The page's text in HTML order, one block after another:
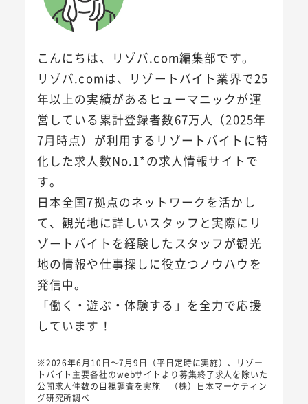
こんにちは、リゾバ.com編集部です。
リゾバ.comは、リゾートバイト業界で25
年以上の実績があるヒューマニックが運
営している累計登録者数67万人（2025年
7月時点）が利用するリゾートバイトに特
化した求人数No.1*の求人情報サイトで
す。
日本全国7拠点のネットワークを活かし
て、観光地に詳しいスタッフと実際にリ
ゾートバイトを経験したスタッフが観光
地の情報や仕事探しに役立つノウハウを
発信中。
「働く・遊ぶ・体験する」を全力で応援
しています！
※2026年6月10日～7月9日（平日定時に実施）、リゾー
トバイト主要各社のwebサイトより募集終了求人を除いた
公開求人件数の目視調査を実施 （株）日本マーケティン
グ研究所調べ